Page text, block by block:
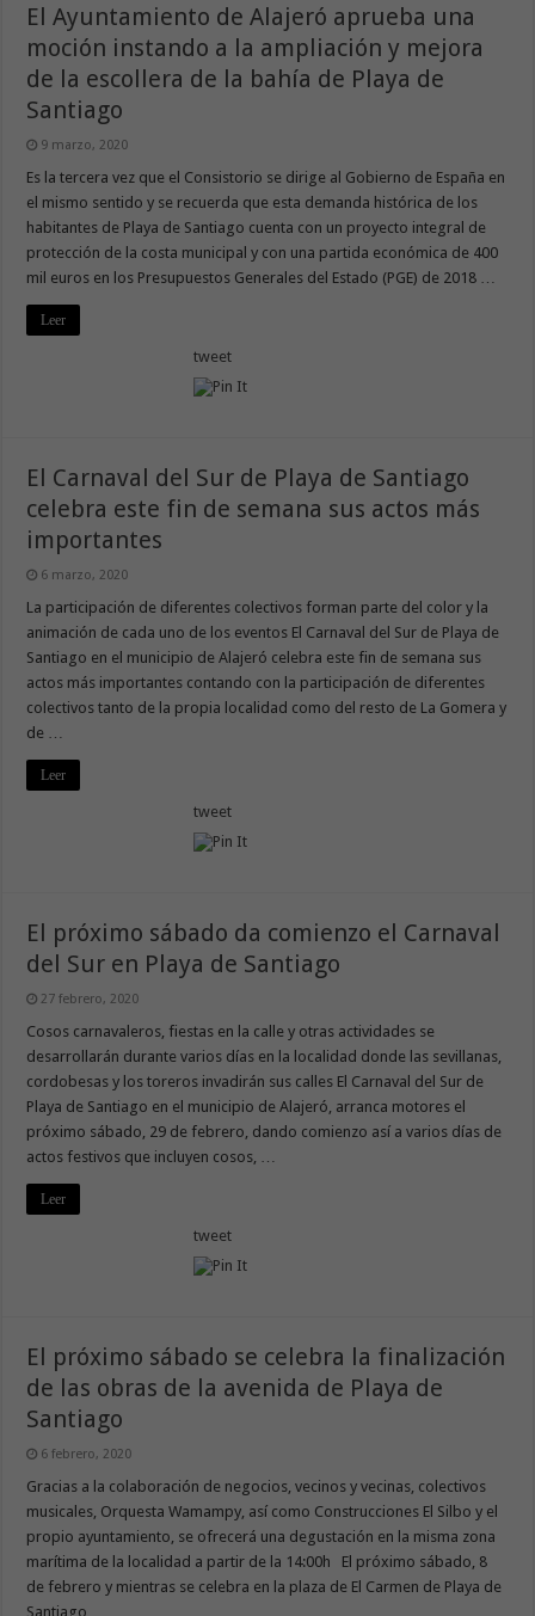
El Ayuntamiento de Alajeró aprueba una
moción instando a la ampliación y mejora
de la escollera de la bahía de Playa de
Santiago
9 marzo, 2020
Es la tercera vez que el Consistorio se dirige al Gobierno de España en
el mismo sentido y se recuerda que esta demanda histórica de los
habitantes de Playa de Santiago cuenta con un proyecto integral de
protección de la costa municipal y con una partida económica de 400
mil euros en los Presupuestos Generales del Estado (PGE) de 2018 …
Leer
tweet
El Carnaval del Sur de Playa de Santiago
celebra este fin de semana sus actos más
importantes
6 marzo, 2020
La participación de diferentes colectivos forman parte del color y la
animación de cada uno de los eventos El Carnaval del Sur de Playa de
Santiago en el municipio de Alajeró celebra este fin de semana sus
actos más importantes contando con la participación de diferentes
colectivos tanto de la propia localidad como del resto de La Gomera y
de …
Leer
tweet
El próximo sábado da comienzo el Carnaval
del Sur en Playa de Santiago
27 febrero, 2020
Cosos carnavaleros, fiestas en la calle y otras actividades se
desarrollarán durante varios días en la localidad donde las sevillanas,
cordobesas y los toreros invadirán sus calles El Carnaval del Sur de
Playa de Santiago en el municipio de Alajeró, arranca motores el
próximo sábado, 29 de febrero, dando comienzo así a varios días de
actos festivos que incluyen cosos, …
Leer
tweet
El próximo sábado se celebra la finalización
de las obras de la avenida de Playa de
Santiago
6 febrero, 2020
Gracias a la colaboración de negocios, vecinos y vecinas, colectivos
musicales, Orquesta Wamampy, así como Construcciones El Silbo y el
propio ayuntamiento, se ofrecerá una degustación en la misma zona
marítima de la localidad a partir de la 14:00h El próximo sábado, 8
de febrero y mientras se celebra en la plaza de El Carmen de Playa de
Santiago …